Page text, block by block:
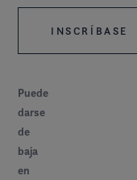
Puede
darse
de
baja
en